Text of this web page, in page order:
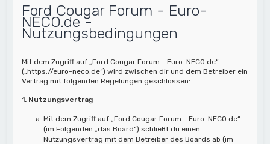
Ford Cougar Forum - Euro-
NECO.de -
Nutzungsbedingungen
Mit dem Zugriff auf „Ford Cougar Forum - Euro-NECO.de“
(„https://euro-neco.de“) wird zwischen dir und dem Betreiber ein
Vertrag mit folgenden Regelungen geschlossen:
1. Nutzungsvertrag
Mit dem Zugriff auf „Ford Cougar Forum - Euro-NECO.de“
(im Folgenden „das Board“) schließt du einen
Nutzungsvertrag mit dem Betreiber des Boards ab (im